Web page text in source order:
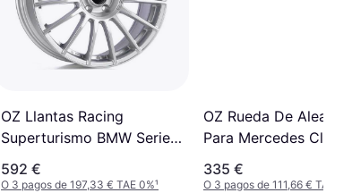
OZ Llantas Racing
Superturismo BMW Serie
592 €
O 3 pagos de 197,33 € TAE 0%¹
OZ Rueda De
Para Mercedes Clase
Gris
335 €
O 3 pagos de 111,66 € TAE